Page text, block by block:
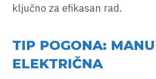
ključno za efikasan rad.
TIP POGONA:
ELEKTRIČNA